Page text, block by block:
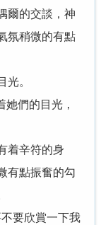
的交談，神
氛稍微的有點
。
們的目光，
辛符的身
有點振奮的勾
要欣賞一下我